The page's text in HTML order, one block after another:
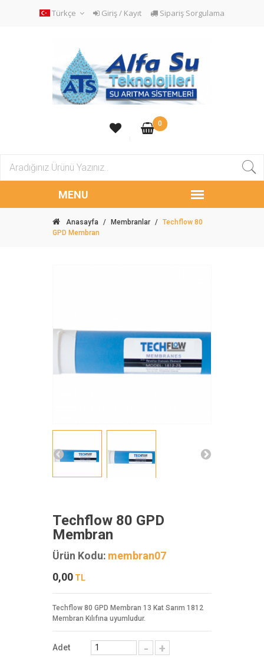
Türkçe Giriş / Kayıt Sipariş Sorgulama
0
Anasayfa / Membranlar / Techflow 80
GPD Membran
Techflow 80 GPD
Membran
Ürün Kodu: membran07
0,00 TL
Techflow 80 GPD Membran 13 Kat Sarım 1812
Membran Kılıfına uyumludur.
Adet - +